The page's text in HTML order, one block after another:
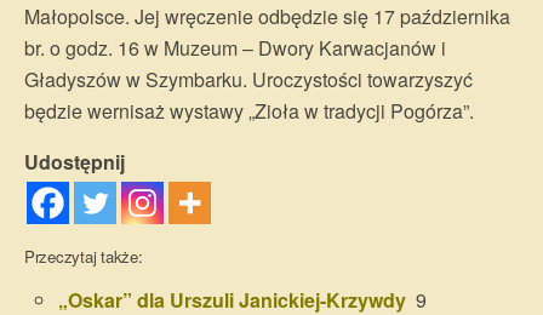
Małopolsce. Jej wręczenie odbędzie się 17 października
br. o godz. 16 w Muzeum – Dwory Karwacjanów i
Gładyszów w Szymbarku. Uroczystości towarzyszyć
będzie wernisaż wystawy „Zioła w tradycji Pogórza”.
Udostępnij
Przeczytaj także:
„Oskar” dla Urszuli Janickiej-Krzywdy 9